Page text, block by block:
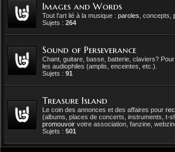
Images and Words
Tout l'art lié à la musique : paroles , concepts,
Sujets : 264
Sound of Perseverance
Chant, guitare, basse, batterie, claviers?
les audiophiles (amplis, enceintes, etc.).
Sujets : 91
Treasure Island
Le coin des annonces et des affaires pour
(albums, places de concerts, instruments, t-
promouvoir votre association, fanzine,
Sujets : 501